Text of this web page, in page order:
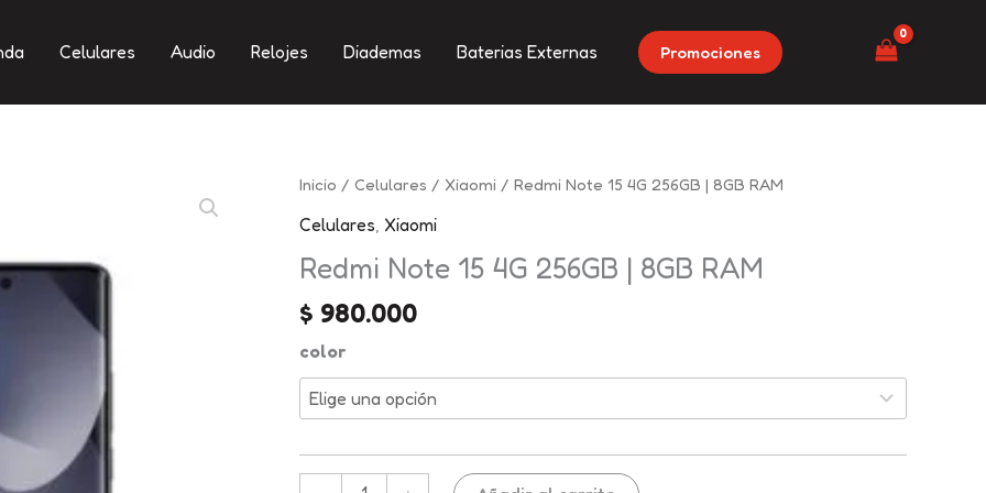
Celulares Audio Relojes Diademas Baterias Externas Promociones
Inicio / Celulares / Xiaomi / Redmi Note 15 4G 256GB | 8GB RAM
Celulares Xiaomi
Redmi Note 15 4G 256GB | 8GB RAM
$ 980.000
color
Redmi
Note
4G
256GB
8GB
RAM
cantidad